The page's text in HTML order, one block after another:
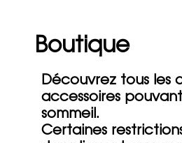
Boutique
Découvrez tous les
accessoires
sommeil.
Certaines